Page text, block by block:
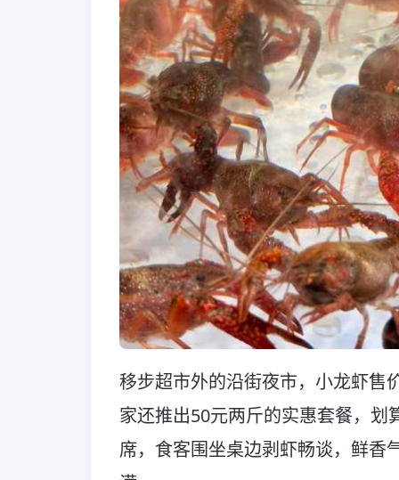
移步超市外的沿街夜市，小龙虾售
家还推出50元两斤的实惠套餐，
席，食客围坐桌边剥虾畅谈，鲜香